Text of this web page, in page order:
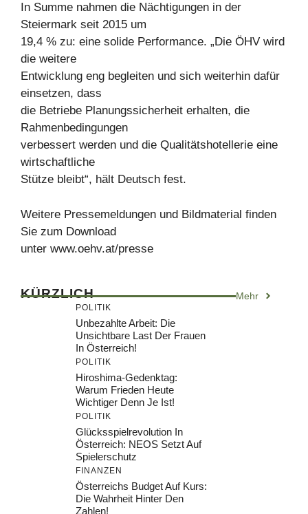
In Summe nahmen die Nächtigungen in der
Steiermark seit 2015 um
19,4 % zu: eine solide Performance. „Die ÖHV wird
die weitere
Entwicklung eng begleiten und sich weiterhin dafür
einsetzen, dass
die Betriebe Planungssicherheit erhalten, die
Rahmenbedingungen
verbessert werden und die Qualitätshotellerie eine
wirtschaftliche
Stütze bleibt“, hält Deutsch fest.
Weitere Pressemeldungen und Bildmaterial finden
Sie zum Download
unter www.oehv.at/presse
KÜRZLICH Mehr
POLITIK
Unbezahlte Arbeit: Die
Unsichtbare Last Der Frauen
In Österreich!
POLITIK
Hiroshima-Gedenktag:
Warum Frieden Heute
Wichtiger Denn Je Ist!
POLITIK
Glücksspielrevolution In
Österreich: NEOS Setzt Auf
Spielerschutz
FINANZEN
Österreichs Budget Auf Kurs:
Die Wahrheit Hinter Den
Zahlen!